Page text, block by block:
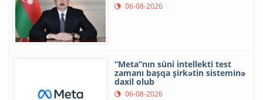
06-08-2026
“Meta”nın süni intellekti test
zamanı başqa şirkətin sisteminə
daxil olub
06-08-2026